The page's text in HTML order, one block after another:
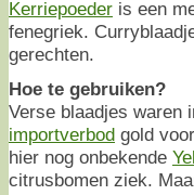
Kerriepoeder is een
fenegriek.
gerechten.
Hoe te gebruiken?
Verse blaadjes waren
importverbod gold
hier nog onbekende
citrusbomen ziek.